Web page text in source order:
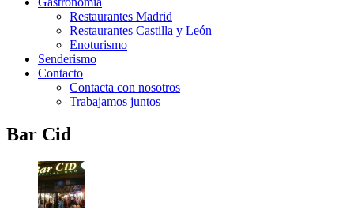
Restaurantes Madrid
Restaurantes Castilla y León
Enoturismo
Senderismo
Contacto
Contacta con nosotros
Trabajamos juntos
Bar Cid